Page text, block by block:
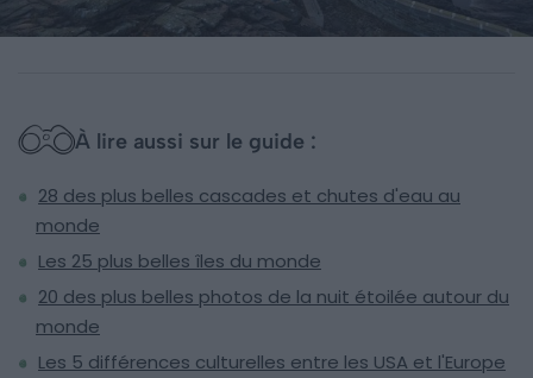
À lire aussi sur le guide :
28 des plus belles cascades et chutes d'eau au
monde
Les 25 plus belles îles du monde
20 des plus belles photos de la nuit étoilée autour du
monde
Les 5 différences culturelles entre les USA et l'Europe